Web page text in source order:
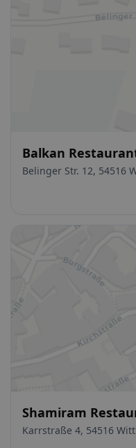
Balkan
Belinger Str. 12, 54516
Shamiram
Karrstraße 4, 54516